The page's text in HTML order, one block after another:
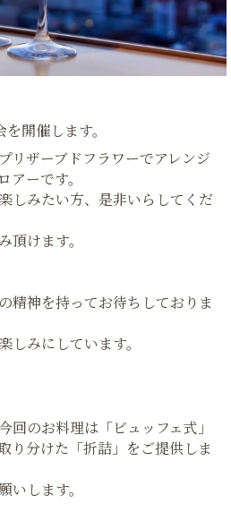
開催します。
リザーブドフラワーでアレンジ
アーです。
しみたい方、是非いらしてくだ
頂けます。
精神を持ってお待ちしておりま
しみにしています。
のお料理は「ビュッフェ式」
り分けた「折詰」をご提供しま
いします。